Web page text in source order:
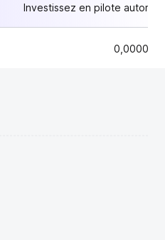
Investissez en pilote